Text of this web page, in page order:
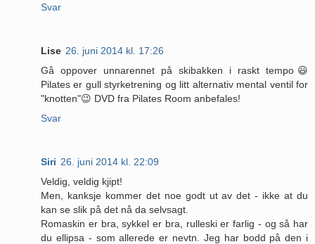
Svar
Lise 26. juni 2014 kl. 17:26
Gå oppover unnarennet på skibakken i raskt tempo😃
Pilates er gull styrketrening og litt alternativ mental ventil for
"knotten"😉 DVD fra Pilates Room anbefales!
Svar
Siri 26. juni 2014 kl. 22:09
Veldig, veldig kjipt!
Men, kanksje kommer det noe godt ut av det - ikke at du
kan se slik på det nå da selvsagt.
Romaskin er bra, sykkel er bra, rulleski er farlig - og så har
du ellipsa - som allerede er nevtn. Jeg har bodd på den i